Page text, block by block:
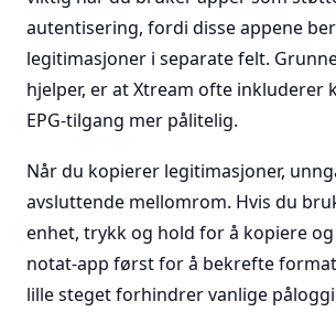
autentisering, fordi disse appene
legitimasjoner i separate felt.
hjelper, er at Xtream ofte inkluderer
EPG-tilgang mer pålitelig.
Når du kopierer legitimasjoner,
avsluttende mellomrom. Hvis du
enhet, trykk og hold for å kopiere
notat-app først for å bekrefte
lille steget forhindrer vanlige